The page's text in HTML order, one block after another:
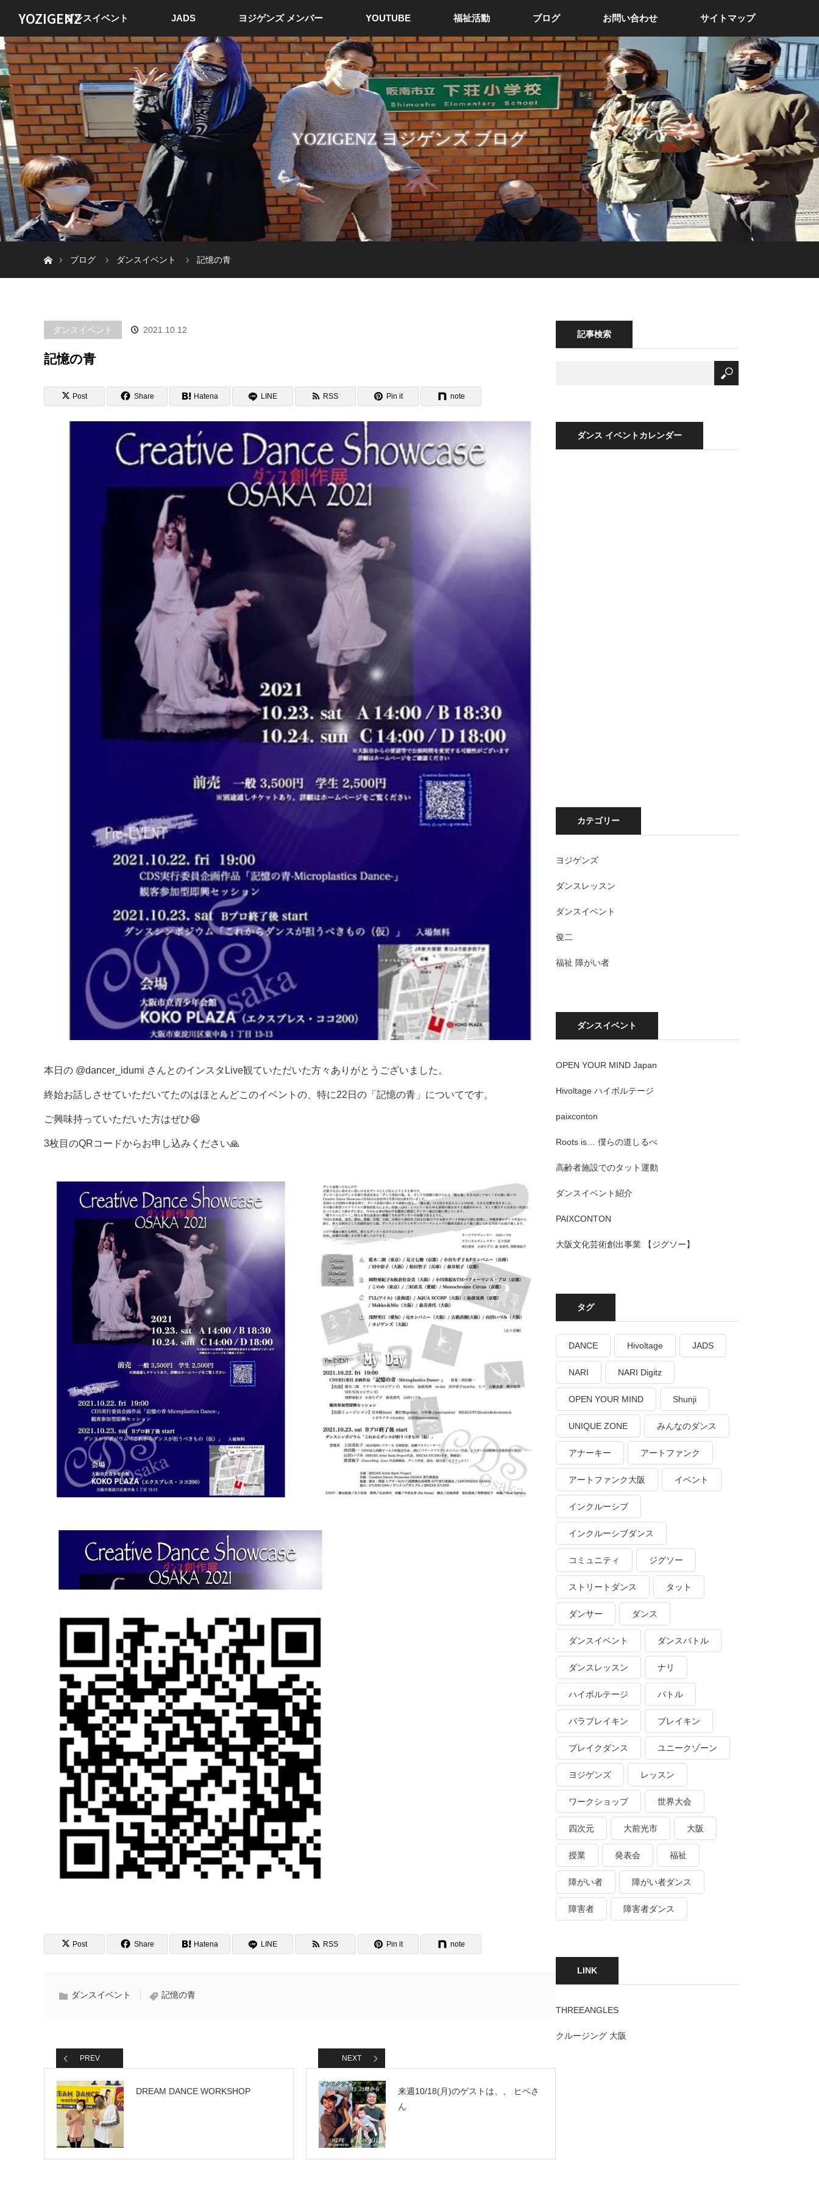
YOZIGENZダンスイベント JADS ヨジゲンズ メンバー YOUTUBE 福祉活動 ブログ お問い合わせ サイトマップ
YOZIGENZ ヨジゲンズ ブログ
ブログ
ダンスイベント 記憶の青
ダンスイベント 2021.10.12
記憶の青
Post Share Hatena LINE RSS Pin it note
本日の @dancer_idumi さんとのインスタLive観ていただいた方々ありがとうございました。
終始お話しさせていただいてたのはほとんどこのイベントの、特に22日の「記憶の青」についてです。
ご興味持っていただいた方はぜひ😆
3枚目のQRコードからお申し込みください🙏
Post Share Hatena LINE RSS Pin it note
ダンスイベント 記憶の青
PREV
DREAM DANCE WORKSHOP
NEXT
来週10/18(月)のゲストは、、 ヒペさ
ん
記事検索
ダンス イベントカレンダー
カテゴリー
ヨジゲンズ
ダンスレッスン
ダンスイベント
俊二
福祉 障がい者
ダンスイベント
OPEN YOUR MIND Japan
Hivoltage ハイボルテージ
paixconton
Roots is… 僕らの道しるべ
高齢者施設でのタット運動
ダンスイベント紹介
PAIXCONTON
大阪文化芸術創出事業 【ジグソー】
タグ
DANCE Hivoltage JADS
NARI NARI Digitz
OPEN YOUR MIND Shunji
UNIQUE ZONE みんなのダンス
アナーキー アートファンク
アートファンク大阪 イベント
インクルーシブ
インクルーシブダンス
コミュニティ ジグソー
ストリートダンス タット
ダンサー ダンス
ダンスイベント ダンスバトル
ダンスレッスン ナリ
ハイボルテージ バトル
パラブレイキン ブレイキン
ブレイクダンス ユニークゾーン
ヨジゲンズ レッスン
ワークショップ 世界大会
四次元 大前光市 大阪
授業 発表会 福祉
障がい者 障がい者ダンス
障害者 障害者ダンス
LINK
THREEANGLES
クルージング 大阪